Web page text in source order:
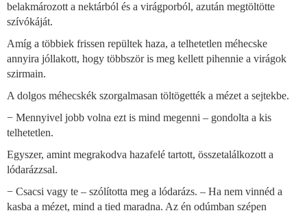
belakmározott a nektárból és a virágporból, azután megtöltötte
szívókáját.
Amíg a többiek frissen repültek haza, a telhetetlen méhecske
annyira jóllakott, hogy többször is meg kellett pihennie a virágok
szirmain.
A dolgos méhecskék szorgalmasan töltögették a mézet a sejtekbe.
− Mennyivel jobb volna ezt is mind megenni – gondolta a kis
telhetetlen.
Egyszer, amint megrakodva hazafelé tartott, összetalálkozott a
lódarázzsal.
− Csacsi vagy te – szólította meg a lódarázs. – Ha nem vinnéd a
kasba a mézet, mind a tied maradna. Az én odúmban szépen